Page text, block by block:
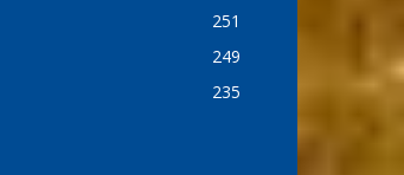
251
249
235